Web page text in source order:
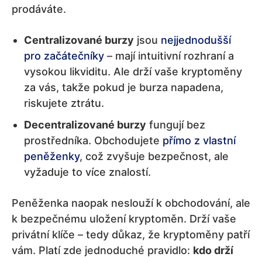
prodáváte.
Centralizované burzy jsou nejjednodušší
pro začátečníky – mají intuitivní rozhraní a
vysokou likviditu. Ale drží vaše kryptoměny
za vás, takže pokud je burza napadena,
riskujete ztrátu.
Decentralizované burzy fungují bez
prostředníka. Obchodujete přímo z vlastní
peněženky, což zvyšuje bezpečnost, ale
vyžaduje to více znalostí.
Peněženka naopak neslouží k obchodování, ale
k bezpečnému uložení kryptoměn. Drží vaše
privátní klíče – tedy důkaz, že kryptoměny patří
vám. Platí zde jednoduché pravidlo: kdo drží